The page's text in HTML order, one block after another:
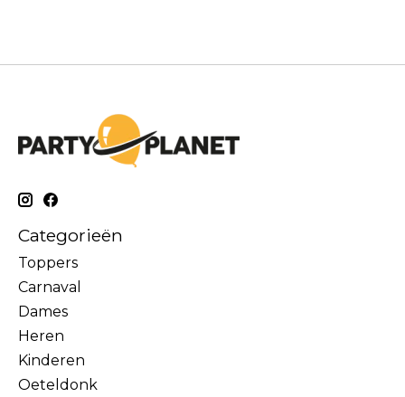
Categorieën
Toppers
Carnaval
Dames
Heren
Kinderen
Oeteldonk